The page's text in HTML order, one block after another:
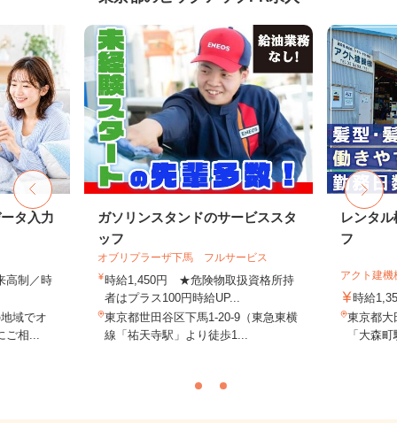
タ入力
高制／時
域でオ
相...
ガソリンスタンドのサービススタ
ッフ
オブリプラーザ下馬 フルサービス
時給1,450円 ★危険物取扱資格所持
者はプラス100円時給UP...
東京都世田谷区下馬1-20-9（東急東横
線「祐天寺駅」より徒歩1...
レンタ
フ
アクト建機
時給
東京都大
「大森